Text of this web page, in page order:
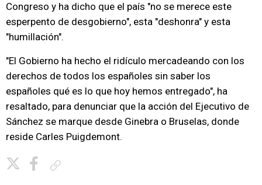
Congreso y ha dicho que el país "no se merece este
esperpento de desgobierno", esta "deshonra" y esta
"humillación".
"El Gobierno ha hecho el ridículo mercadeando con los
derechos de todos los españoles sin saber los
españoles qué es lo que hoy hemos entregado", ha
resaltado, para denunciar que la acción del Ejecutivo de
Sánchez se marque desde Ginebra o Bruselas, donde
reside Carles Puigdemont.